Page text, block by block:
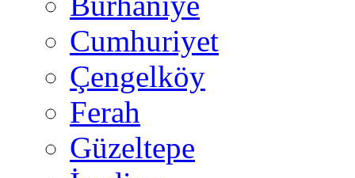
Cumhuriyet
Çengelköy
Ferah
Güzeltepe